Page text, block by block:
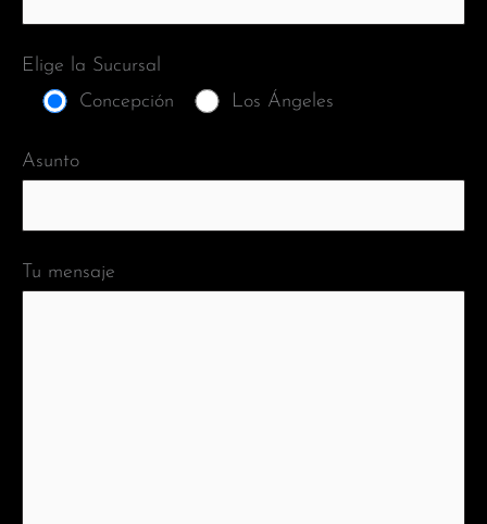
Elige la Sucursal
Concepción
Los Ángeles
Asunto
Tu mensaje